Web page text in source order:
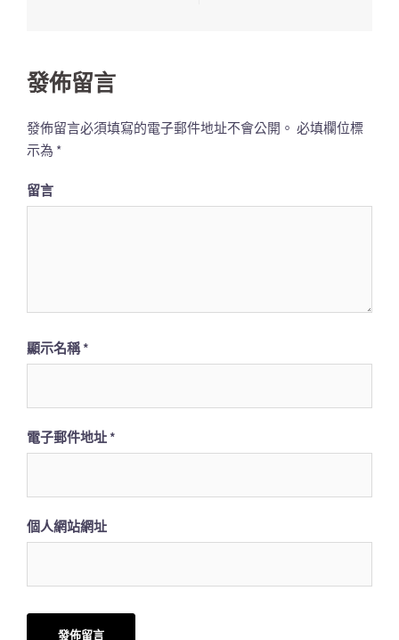
列
發佈留言
發佈留言必須填寫的電子郵件地址不會公開。 必填欄位標
示為 *
留言
顯示名稱*
電子郵件地址 *
個人網站網址